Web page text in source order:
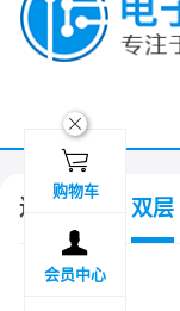
连接器 双层
ဆ

购物车

会员中心